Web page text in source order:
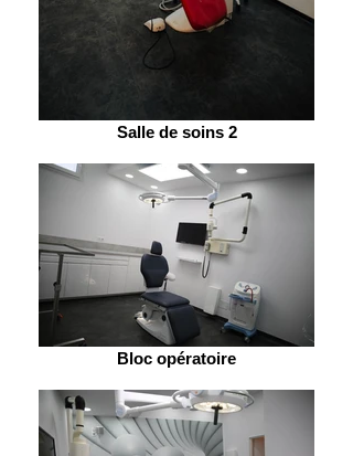
Salle de soins 2
Bloc opératoire